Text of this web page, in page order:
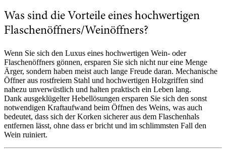
Was sind die Vorteile eines hochwertigen
Flaschenöffners/Weinöffners?
Wenn Sie sich den Luxus eines hochwertigen Wein- oder
Flaschenöffners gönnen, ersparen Sie sich nicht nur eine Menge
Ärger, sondern haben meist auch lange Freude daran. Mechanische
Öffner aus rostfreiem Stahl und hochwertigen Holzgriffen sind
nahezu unverwüstlich und halten praktisch ein Leben lang.
Dank ausgeklügelter Hebellösungen ersparen Sie sich den sonst
notwendigen Kraftaufwand beim Öffnen des Weins, was auch
bedeutet, dass sich der Korken sicherer aus dem Flaschenhals
entfernen lässt, ohne dass er bricht und im schlimmsten Fall den
Wein ruiniert.